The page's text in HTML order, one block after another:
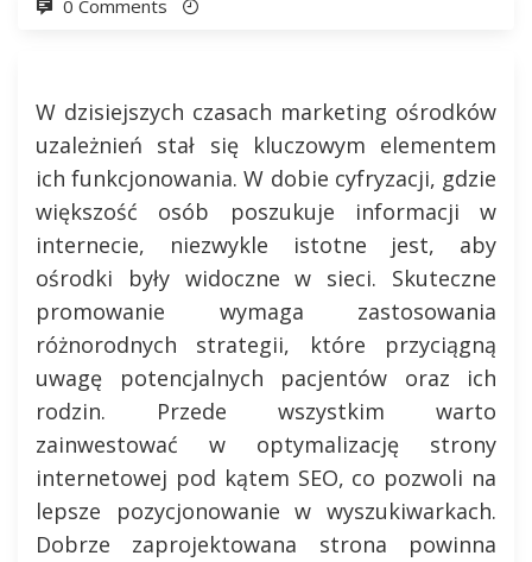
0 Comments
W dzisiejszych czasach marketing ośrodków
uzależnień stał się kluczowym elementem
ich funkcjonowania. W dobie cyfryzacji, gdzie
większość osób poszukuje informacji w
internecie, niezwykle istotne jest, aby
ośrodki były widoczne w sieci. Skuteczne
promowanie wymaga zastosowania
różnorodnych strategii, które przyciągną
uwagę potencjalnych pacjentów oraz ich
rodzin. Przede wszystkim warto
zainwestować w optymalizację strony
internetowej pod kątem SEO, co pozwoli na
lepsze pozycjonowanie w wyszukiwarkach.
Dobrze zaprojektowana strona powinna